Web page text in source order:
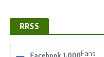
RRSS
Facebook 1,000Fans